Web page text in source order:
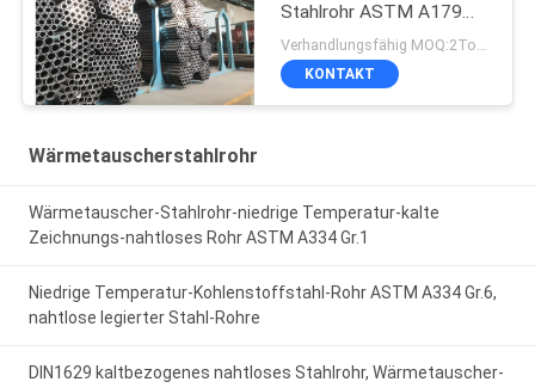
Stahlrohr ASTM A179
A179M 19
Verhandlungsfähig MOQ:2Tons
KONTAKT
Wärmetauscherstahlrohr
Wärmetauscher-Stahlrohr-niedrige Temperatur-kalte
Zeichnungs-nahtloses Rohr ASTM A334 Gr.1
Niedrige Temperatur-Kohlenstoffstahl-Rohr ASTM A334 Gr.6,
nahtlose legierter Stahl-Rohre
DIN1629 kaltbezogenes nahtloses Stahlrohr, Wärmetauscher-